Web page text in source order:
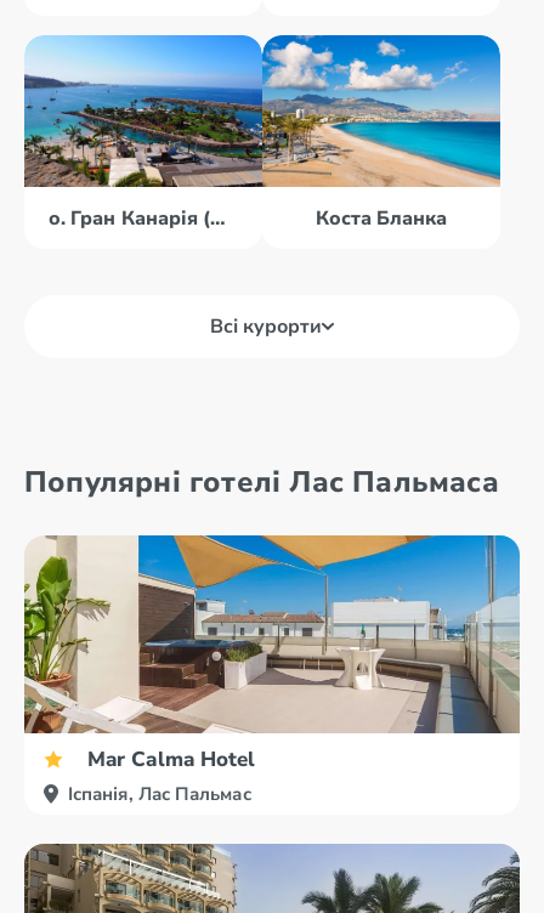
о. Гран Канарія (Канари) Коста Бланка
Всі курорти
Барселона Валенсия
Популярні готелі Лас Пальмаса
Mar Calma Hotel
Іспанія, Лас Пальмас